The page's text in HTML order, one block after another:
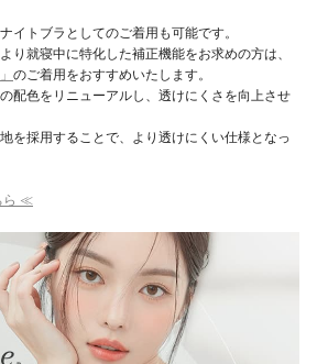
イトブラとしてのご着用も可能です。
り就寝中に特化した補正機能をお求めの方は、
のご着用をおすすめいたします。
配色をリニューアルし、透けにくさを向上させ
を採用することで、より透けにくい仕様となっ
ら ≪